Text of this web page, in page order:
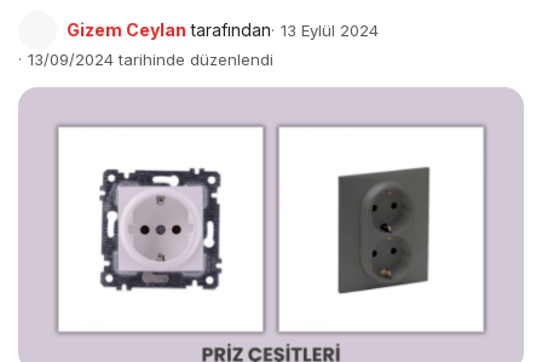
Gizem Ceylan tarafından 13 Eylül 2024
13/09/2024 tarihinde düzenlendi